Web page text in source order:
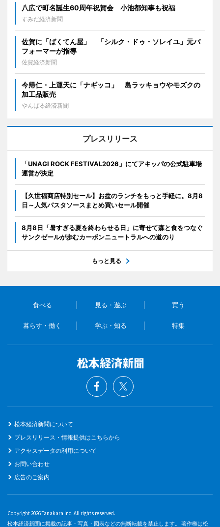
八広で町名誕生60周年祝賀会 小池都知事も祝福
すみだ経済新聞
佐賀に「ばくてん屋」 「シルク・ドゥ・ソレイユ」元パ
フォーマーが指導
佐賀経済新聞
今帰仁・上運天に「ナギッコ」 島ラッキョウやモズクの
加工品販売
やんばる経済新聞
プレスリリース
「UNAGI ROCK FESTIVAL2026」にてアキッパの公式駐車場
運営が決定
【久世福商店特別セール】お盆のランチをもっと手軽に。8月8
日～人気パスタソースまとめ買いセール開催
8月8日「暑すぎる夏を終わらせる日」に寄せて森と食をつなぐ
サンクゼールが歩むカーボンニュートラルへの道のり
もっと見る
食べる 見る・遊ぶ 買う
暮らす・働く 学ぶ・知る 特集
松本経済新聞について
プレスリリース・情報提供はこちらから
アクセスデータの利用について
お問い合わせ
広告のご案内
Copyright 2026 Tanakara Inc. All rights reserved.
松本経済新聞に掲載の記事・写真・図表などの無断転載を禁止します。 著作権は松